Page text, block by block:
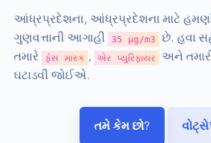
આંધ્રપ્રદેશના, આંધ્રપ્રદેશના માટે
ગુણવત્તાની આગાહી
35 µg/m3
છે. હવા
તમારે
ફેસ માસ્ક , એર પ્યુરિફાયર
અને
ઘટાડવી જોઈએ.
તમે કેમ છો?